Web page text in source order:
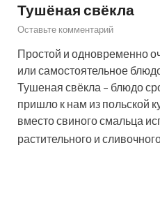
Тушёная свёкла
Оставьте комментарий
Простой и одновременно
или самостоятельное
Тушеная свёкла – блюдо
пришло к нам из польской
вместо свиного смальца
растительного и